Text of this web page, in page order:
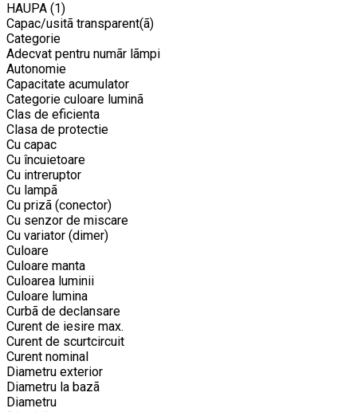
HAUPA (1)
Capac/usitã transparent(ã)
Categorie
Adecvat pentru numãr lãmpi
Autonomie
Capacitate acumulator
Categorie culoare luminã
Clas de eficienta
Clasa de protectie
Cu capac
Cu încuietoare
Cu intreruptor
Cu lampã
Cu prizã (conector)
Cu senzor de miscare
Cu variator (dimer)
Culoare
Culoare manta
Culoarea luminii
Culoare lumina
Curbã de declansare
Curent de iesire max.
Curent de scurtcircuit
Curent nominal
Diametru exterior
Diametru la bazã
Diametru